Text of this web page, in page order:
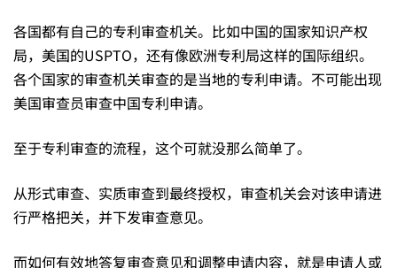
如
何
运
转
各国都有自己的专利审查机关。比如中国的国家知识产权
局，美国的USPTO，还有像欧洲专利局这样的国际组织。
各个国家的审查机关审查的是当地的专利申请。不可能出现
美国审查员审查中国专利申请。
至于专利审查的流程，这个可就没那么简单了。
从形式审查、实质审查到最终授权，审查机关会对该申请进
行严格把关，并下发审查意见。
而如何有效地答复审查意见和调整申请内容，就是申请人或